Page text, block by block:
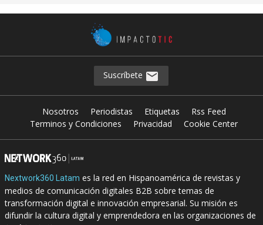
Suscríbete
Nosotros Periodistas Etiquetas
Rss Feed
Terminos y Condiciones
Privacidad Cookie Center
Nextwork360 Latam es la red en Hispanoamérica de revistas y
medios de comunicación digitales B2B sobre temas de
transformación digital e innovación empresarial. Su misión es
difundir la cultura digital y emprendedora en las organizaciones de